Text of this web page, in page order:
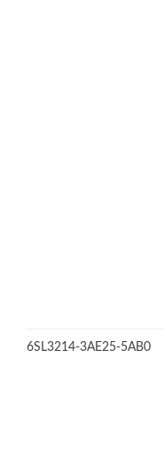
6SL3214-3AE25-5AB0